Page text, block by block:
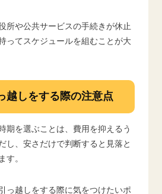
所や公共サービスの手続きが休止
ってスケジュールを組むことが大
越しをする際の注意点
期を選ぶことは、費用を抑えるう
し、安さだけで判断すると見落と
す。
っ越しをする際に気をつけたいポ